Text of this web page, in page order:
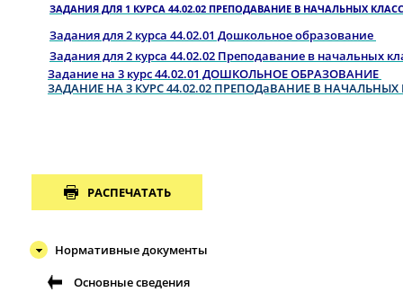
ЗАДАНИЯ ДЛЯ 1 КУРСА 44.02.02 ПРЕПОДАВАНИЕ В НАЧАЛЬНЫХ
Задания для 2 курса 44.02.01 Дошкольное образование
Задания для 2 курса 44.02.02 Преподавание в начальных
Задание на 3 курс 44.02.01 ДОШКОЛЬНОЕ ОБРАЗОВАНИЕ
ЗАДАНИЕ НА 3 КУРС 44.02.02 ПРЕПОДаВАНИЕ В НАЧАЛЬНЫХ
РАСПЕЧАТАТЬ
Нормативные документы
Основные сведения